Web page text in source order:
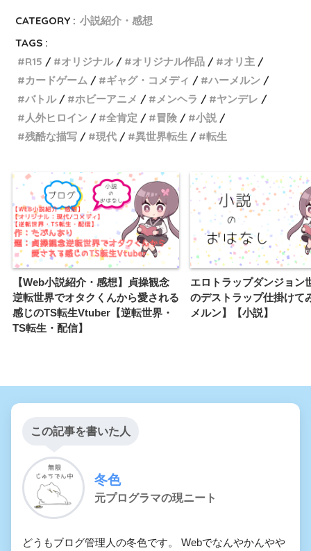
CATEGORY : 小説紹介・感想
TAGS :
R15
オリジナル オリジナル作品
オリ主
カードゲーム
ギャグ・コメディ
ハーメルン
バトル
ホビーアニメ メンヘラ
ヤンデレ
人外ヒロイン
全肯定 冒険
小説
残酷な描写
現代 異世界転生 転生
【Web小説紹介・感想】貞操観念
逆転世界でオタクくんから愛される
感じのTS転生Vtuber【逆転世界・
TS転生・配信】
エロトラップダンジョン
のデストラップ仕掛けて
メルン】【小説】
この記事を書いた人
冬色
元プログラマの現ニート
どうもブログ管理人の冬色です。 Webでなんやかんやや